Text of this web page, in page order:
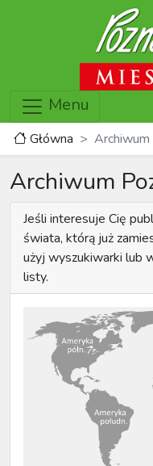
Menu
Główna
Archiwum
Jeśli interesuje Cię
świata, którą już
użyj wyszukiwarki lub
listy.